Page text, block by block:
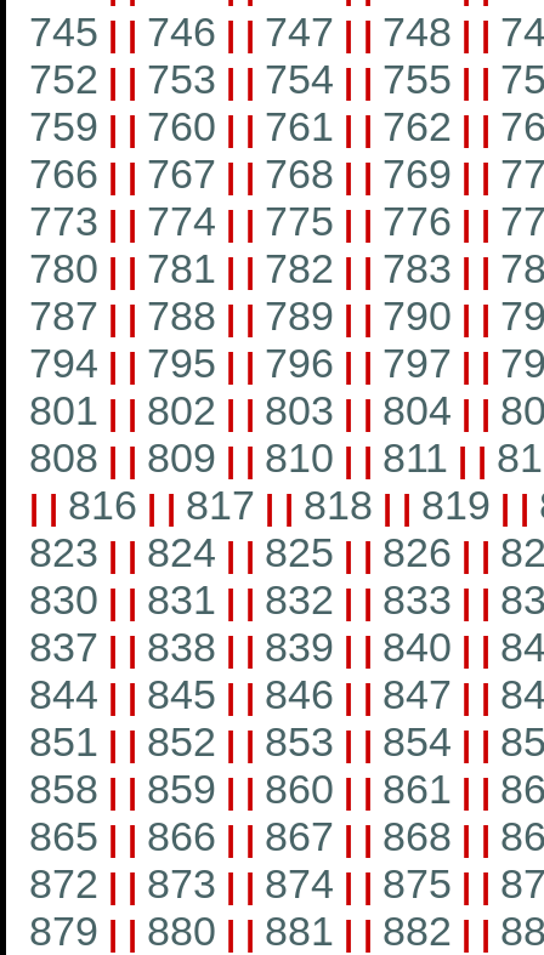
745 | | 746 | | 747 | | 748 | |
752 | | 753 | | 754 | | 755 | |
759 | | 760 | | 761 | | 762 | |
766 | | 767 | | 768 | | 769 | |
773 | | 774 | | 775 | | 776 | |
780 | | 781 | | 782 | | 783 | |
787 | | 788 | | 789 | | 790 | |
794 | | 795 | | 796 | | 797 | |
801 | | 802 | | 803 | | 804 | |
808 | | 809 | | 810 | | 811 | |
| | 816 | | 817 | | 818 | | 819 | |
823 | | 824 | | 825 | | 826 | |
830 | | 831 | | 832 | | 833 | |
837 | | 838 | | 839 | | 840 | |
844 | | 845 | | 846 | | 847 | |
851 | | 852 | | 853 | | 854 | |
858 | | 859 | | 860 | | 861 | |
865 | | 866 | | 867 | | 868 | |
872 | | 873 | | 874 | | 875 | |
879 | | 880 | | 881 | | 882 | |